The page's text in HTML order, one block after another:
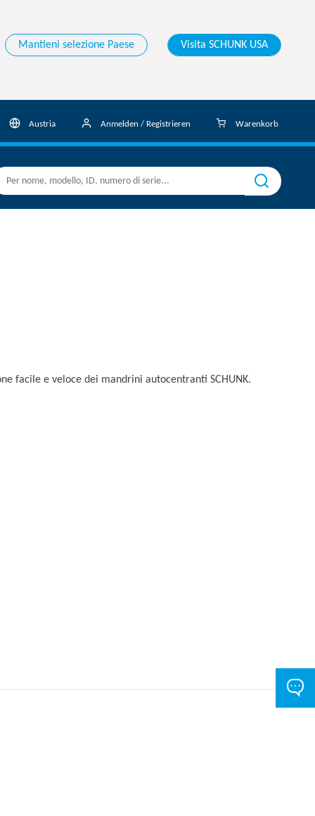
Mantieni selezione Paese Visita SCHUNK USA
Austria Anmelden / Registrieren Warenkorb
facile e veloce dei mandrini autocentranti SCHUNK.